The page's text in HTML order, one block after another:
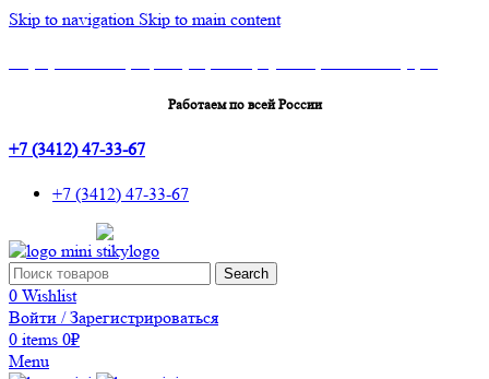
Skip to navigation Skip to main content
Работаем по всей России
+7 (3412) 47-33-67
+7 (3412) 47-33-67
Search
0 Wishlist
Войти / Зарегистрироваться
0 items 0₽
Menu